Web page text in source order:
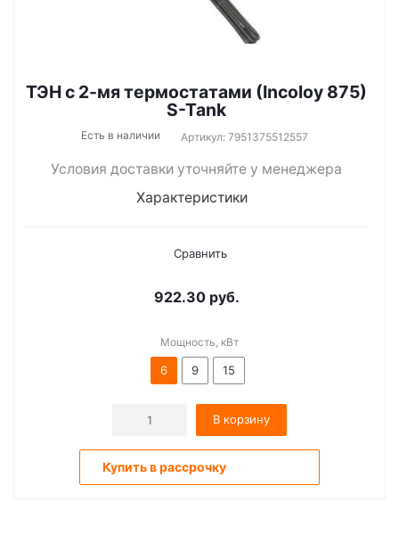
ТЭН c 2-мя термостатами (Incoloy 875)
S-Tank
Есть в наличии Артикул: 7951375512557
Условия доставки уточняйте у менеджера
Характеристики
Сравнить
922.30руб.
Мощность, кВт
6 9 15
В корзину
Купить в рассрочку